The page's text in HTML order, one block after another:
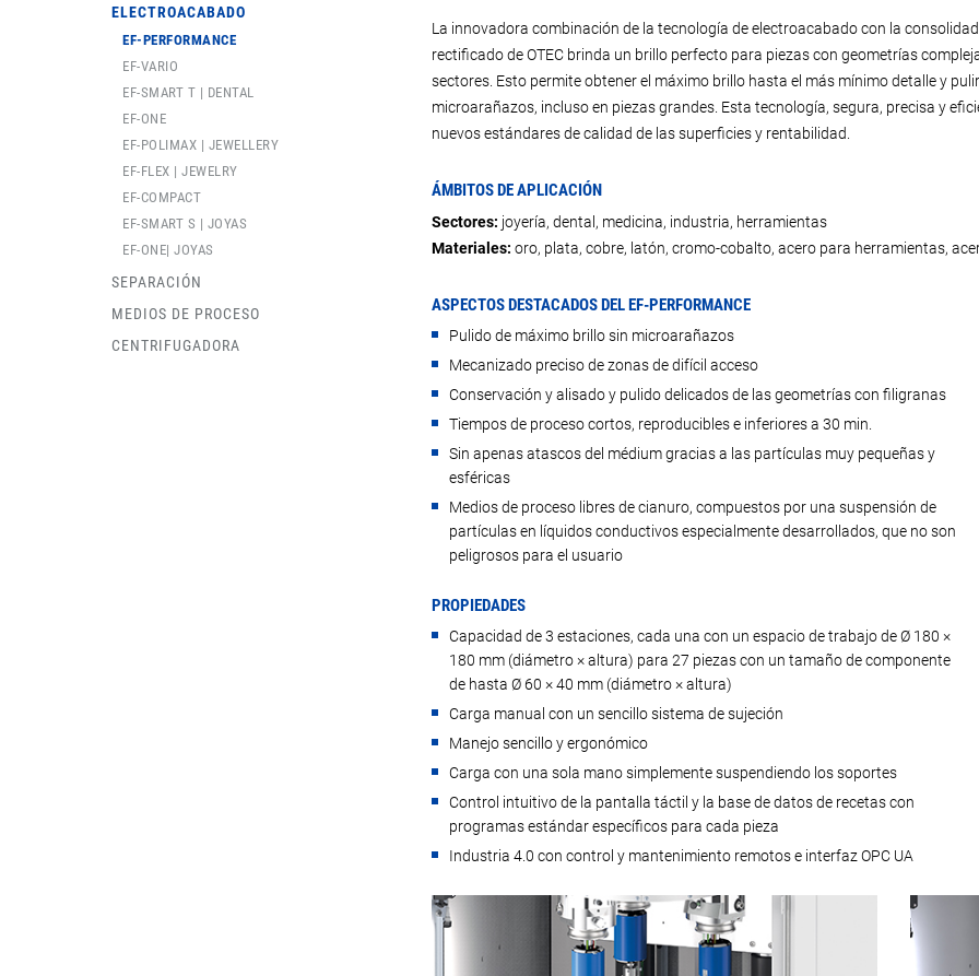
ELECTROACABADO
EF-PERFORMANCE
EF-VARIO
EF-SMART T | DENTAL
EF-ONE
EF-POLIMAX | JEWELLERY
EF-FLEX | JEWELRY
EF-COMPACT
EF-SMART S | JOYAS
EF-ONE| JOYAS
SEPARACIÓN
MEDIOS DE PROCESO
CENTRIFUGADORA
La innovadora combinación de la tecnología de electroacabado con la
rectificado de OTEC brinda un brillo perfecto para piezas con geometrías
sectores. Esto permite obtener el máximo brillo hasta el más mínimo detalle y
microarañazos, incluso en piezas grandes. Esta tecnología, segura, precisa y
nuevos estándares de calidad de las superficies y rentabilidad.
ÁMBITOS DE APLICACIÓN
Sectores: joyería, dental, medicina, industria, herramientas
Materiales: oro, plata, cobre, latón, cromo-cobalto, acero para herramientas,
ASPECTOS DESTACADOS DEL EF-PERFORMANCE
Pulido de máximo brillo sin microarañazos
Mecanizado preciso de zonas de difícil acceso
Conservación y alisado y pulido delicados de las geometrías con filigranas
Tiempos de proceso cortos, reproducibles e inferiores a 30 min.
Sin apenas atascos del médium gracias a las partículas muy pequeñas y
esféricas
Medios de proceso libres de cianuro, compuestos por una suspensión de
partículas en líquidos conductivos especialmente desarrollados, que no son
peligrosos para el usuario
PROPIEDADES
Capacidad de 3 estaciones, cada una con un espacio de trabajo de Ø 180 ×
180 mm (diámetro × altura) para 27 piezas con un tamaño de componente
de hasta Ø 60 × 40 mm (diámetro × altura)
Carga manual con un sencillo sistema de sujeción
Manejo sencillo y ergonómico
Carga con una sola mano simplemente suspendiendo los soportes
Control intuitivo de la pantalla táctil y la base de datos de recetas con
programas estándar específicos para cada pieza
Industria 4.0 con control y mantenimiento remotos e interfaz OPC UA